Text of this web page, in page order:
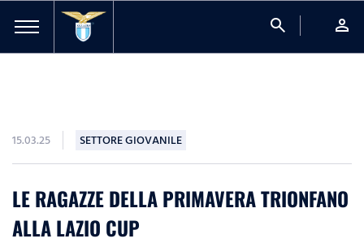
search person
15.03.25 SETTORE GIOVANILE
LE RAGAZZE DELLA PRIMAVERA TRIONFANO
ALLA LAZIO CUP